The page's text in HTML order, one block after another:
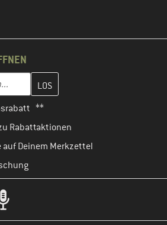
ein und erstelle im nächsten
**
Rabattaktionen
auf Deinem Merkzettel